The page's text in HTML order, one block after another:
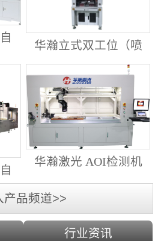
华瀚立式双工位（喷
射锡膏）激光焊锡机
华瀚激光 AOI检测机
（型号HA18DM6)
产品频道>>
行业资讯